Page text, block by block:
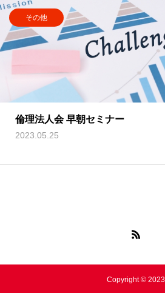
その他
倫理法人会 早朝セミナー
2023.05.25
Copyright © 2023